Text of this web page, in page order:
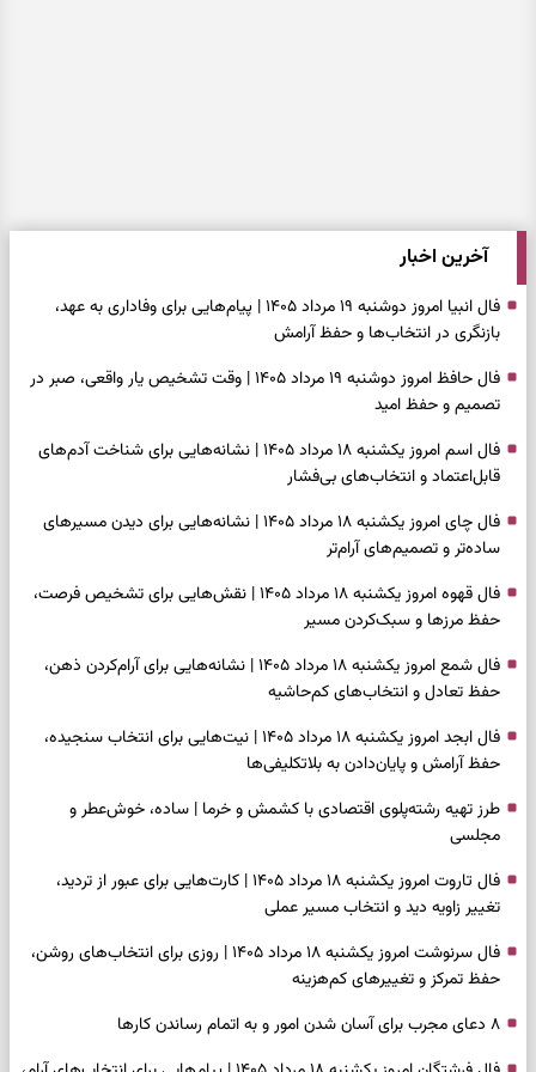
آخرین اخبار
فال انبیا امروز دوشنبه ۱۹ مرداد ۱۴۰۵ | پیام‌هایی برای وفاداری به عهد،
بازنگری در انتخاب‌ها و حفظ آرامش
فال حافظ امروز دوشنبه ۱۹ مرداد ۱۴۰۵ | وقت تشخیص یار واقعی، صبر در
تصمیم و حفظ امید
فال اسم امروز یکشنبه ۱۸ مرداد ۱۴۰۵ | نشانه‌هایی برای شناخت آدم‌های
قابل‌اعتماد و انتخاب‌های بی‌فشار
فال چای امروز یکشنبه ۱۸ مرداد ۱۴۰۵ | نشانه‌هایی برای دیدن مسیرهای
ساده‌تر و تصمیم‌های آرام‌تر
فال قهوه امروز یکشنبه ۱۸ مرداد ۱۴۰۵ | نقش‌هایی برای تشخیص فرصت،
حفظ مرزها و سبک‌کردن مسیر
فال شمع امروز یکشنبه ۱۸ مرداد ۱۴۰۵ | نشانه‌هایی برای آرام‌کردن ذهن،
حفظ تعادل و انتخاب‌های کم‌حاشیه
فال ابجد امروز یکشنبه ۱۸ مرداد ۱۴۰۵ | نیت‌هایی برای انتخاب سنجیده،
حفظ آرامش و پایان‌دادن به بلاتکلیفی‌ها
طرز تهیه رشته‌پلوی اقتصادی با کشمش و خرما | ساده، خوش‌عطر و
مجلسی
فال تاروت امروز یکشنبه ۱۸ مرداد ۱۴۰۵ | کارت‌هایی برای عبور از تردید،
تغییر زاویه دید و انتخاب مسیر عملی
فال سرنوشت امروز یکشنبه ۱۸ مرداد ۱۴۰۵ | روزی برای انتخاب‌های روشن،
حفظ تمرکز و تغییرهای کم‌هزینه
۸ دعای مجرب برای آسان شدن امور و به اتمام رساندن کار‌ها